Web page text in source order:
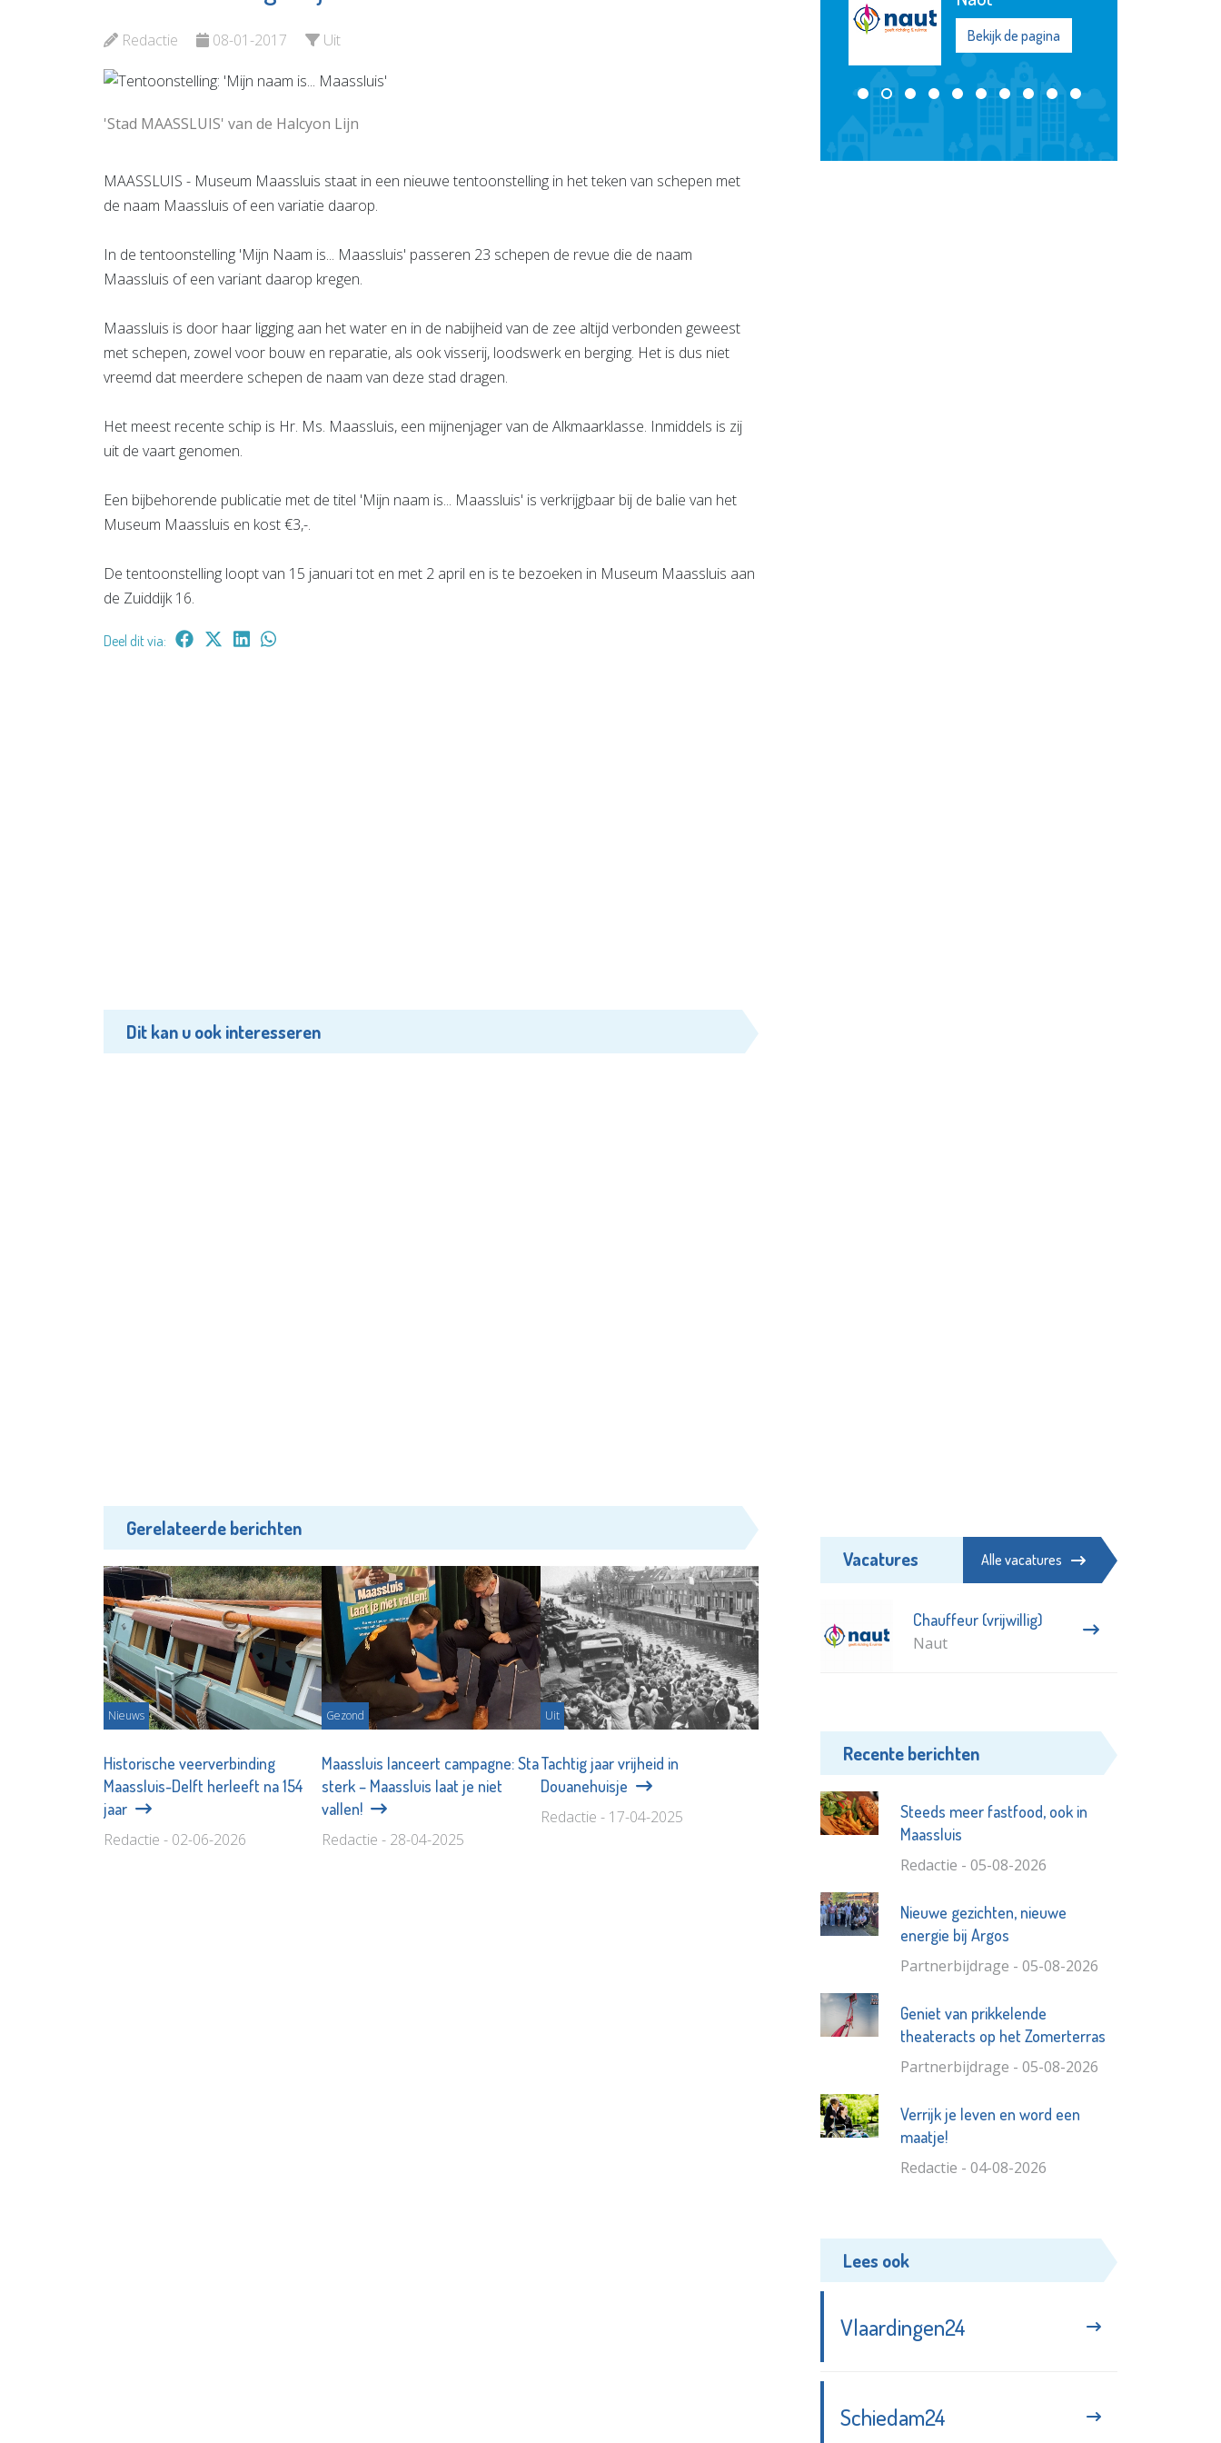
Redactie 08-01-2017 Uit
'Stad MAASSLUIS' van de Halcyon Lijn
MAASSLUIS - Museum Maassluis staat in een nieuwe tentoonstelling in het teken van schepen met
de naam Maassluis of een variatie daarop.
In de tentoonstelling 'Mijn Naam is... Maassluis' passeren 23 schepen de revue die de naam
Maassluis of een variant daarop kregen.
Maassluis is door haar ligging aan het water en in de nabijheid van de zee altijd verbonden geweest
met schepen, zowel voor bouw en reparatie, als ook visserij, loodswerk en berging. Het is dus niet
vreemd dat meerdere schepen de naam van deze stad dragen.
Het meest recente schip is Hr. Ms. Maassluis, een mijnenjager van de Alkmaarklasse. Inmiddels is zij
uit de vaart genomen.
Een bijbehorende publicatie met de titel 'Mijn naam is... Maassluis' is verkrijgbaar bij de balie van het
Museum Maassluis en kost €3,-.
De tentoonstelling loopt van 15 januari tot en met 2 april en is te bezoeken in Museum Maassluis aan
de Zuiddijk 16.
Deel dit via:
Dit kan u ook interesseren
Gerelateerde berichten
Nieuws
Historische veerverbinding
Maassluis-Delft herleeft na 154
jaar
Redactie - 02-06-2026
Gezond
Maassluis lanceert campagne: Sta
sterk – Maassluis laat je niet
vallen!
Redactie - 28-04-2025
Uit
Tachtig jaar vrijheid in
Douanehuisje
Redactie - 17-04-2025
Bekijk de pagina
Bekijk de pagina
Vacatures Alle vacatures
Chauffeur (vrijwillig)
Naut
Recente berichten
Steeds meer fastfood, ook in
Maassluis
Redactie - 05-08-2026
Nieuwe gezichten, nieuwe
energie bij Argos
Partnerbijdrage - 05-08-2026
Geniet van prikkelende
theateracts op het Zomerterras
Partnerbijdrage - 05-08-2026
Verrijk je leven en word een
maatje!
Redactie - 04-08-2026
Lees ook
Vlaardingen24
Schiedam24